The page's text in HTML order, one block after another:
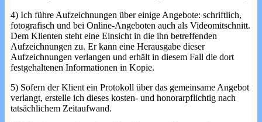
4) Ich führe Aufzeichnungen über einige Angebote: schriftlich,
fotografisch und bei Online-Angeboten auch als Videomitschnitt.
Dem Klienten steht eine Einsicht in die ihn betreffenden
Aufzeichnungen zu. Er kann eine Herausgabe dieser
Aufzeichnungen verlangen und erhält in diesem Fall die dort
festgehaltenen Informationen in Kopie.
5) Sofern der Klient ein Protokoll über das gemeinsame Angebot
verlangt, erstelle ich dieses kosten- und honorarpflichtig nach
tatsächlichem Zeitaufwand.